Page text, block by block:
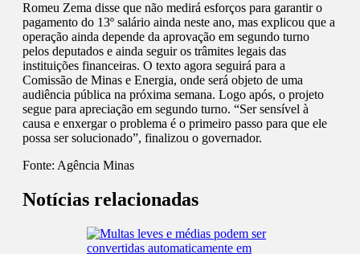
Romeu Zema disse que não medirá esforços para garantir o
pagamento do 13º salário ainda neste ano, mas explicou que a
operação ainda depende da aprovação em segundo turno
pelos deputados e ainda seguir os trâmites legais das
instituições financeiras. O texto agora seguirá para a
Comissão de Minas e Energia, onde será objeto de uma
audiência pública na próxima semana. Logo após, o projeto
segue para apreciação em segundo turno. “Ser sensível à
causa e enxergar o problema é o primeiro passo para que ele
possa ser solucionado”, finalizou o governador.
Fonte: Agência Minas
Notícias relacionadas